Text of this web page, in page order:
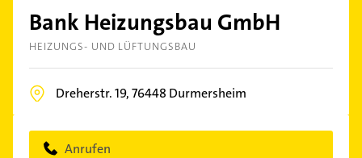
Bank Heizungsbau GmbH
HEIZUNGS- UND LÜFTUNGSBAU
Dreherstr. 19,76448 Durmersheim
Anrufen